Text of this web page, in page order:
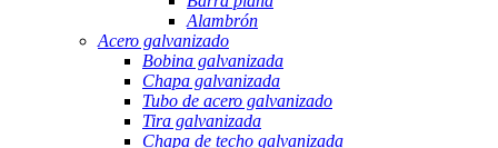
Alambrón
Acero galvanizado
Bobina galvanizada
Chapa galvanizada
Tubo de acero galvanizado
Tira galvanizada
Chapa de techo galvanizada